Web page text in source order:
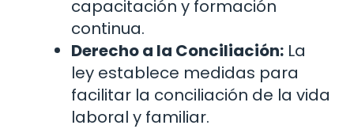
capacitación y formación
continua.
Derecho a la Conciliación: La
ley establece medidas para
facilitar la conciliación de la vida
laboral y familiar.